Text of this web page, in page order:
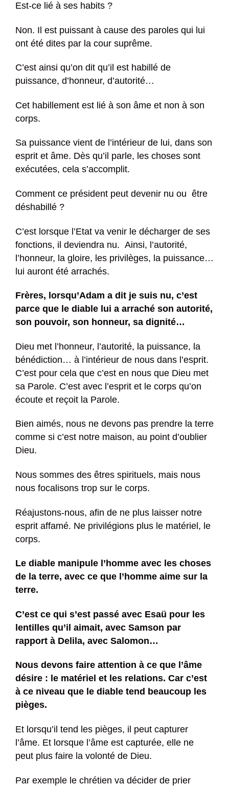
Est-ce lié à ses habits ?
Non. Il est puissant à cause des paroles qui lui
ont été dites par la cour suprême.
C’est ainsi qu’on dit qu’il est habillé de
puissance, d’honneur, d’autorité…
Cet habillement est lié à son âme et non à son
corps.
Sa puissance vient de l’intérieur de lui, dans son
esprit et âme. Dès qu’il parle, les choses sont
exécutées, cela s’accomplit.
Comment ce président peut devenir nu ou être
déshabillé ?
C’est lorsque l’Etat va venir le décharger de ses
fonctions, il deviendra nu. Ainsi, l’autorité,
l’honneur, la gloire, les privilèges, la puissance…
lui auront été arrachés.
Frères, lorsqu’Adam a dit je suis nu, c’est
parce que le diable lui a arraché son autorité,
son pouvoir, son honneur, sa dignité…
Dieu met l’honneur, l’autorité, la puissance, la
bénédiction… à l’intérieur de nous dans l’esprit.
C’est pour cela que c’est en nous que Dieu met
sa Parole. C’est avec l’esprit et le corps qu’on
écoute et reçoit la Parole.
Bien aimés, nous ne devons pas prendre la terre
comme si c’est notre maison, au point d’oublier
Dieu.
Nous sommes des êtres spirituels, mais nous
nous focalisons trop sur le corps.
Réajustons-nous, afin de ne plus laisser notre
esprit affamé. Ne privilégions plus le matériel, le
corps.
Le diable manipule l’homme avec les choses
de la terre, avec ce que l’homme aime sur la
terre.
C’est ce qui s’est passé avec Esaü pour les
lentilles qu’il aimait, avec Samson par
rapport à Delila, avec Salomon…
Nous devons faire attention à ce que l’âme
désire : le matériel et les relations. Car c’est
à ce niveau que le diable tend beaucoup les
pièges.
Et lorsqu’il tend les pièges, il peut capturer
l’âme. Et lorsque l’âme est capturée, elle ne
peut plus faire la volonté de Dieu.
Par exemple le chrétien va décider de prier